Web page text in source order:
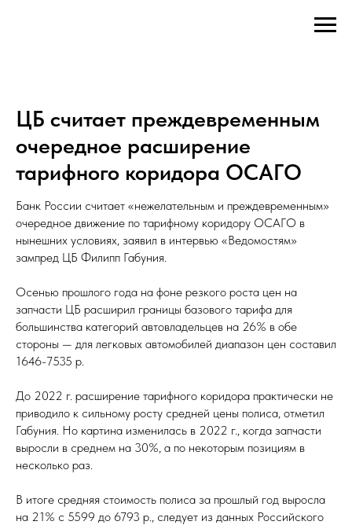
ЦБ считает преждевременным
очередное расширение
тарифного коридора ОСАГО
Банк России считает «нежелательным и преждевременным»
очередное движение по тарифному коридору ОСАГО в
нынешних условиях, заявил в интервью «Ведомостям»
зампред ЦБ Филипп Габуния.
Осенью прошлого года на фоне резкого роста цен на
запчасти ЦБ расширил границы базового тарифа для
большинства категорий автовладельцев на 26% в обе
стороны — для легковых автомобилей диапазон цен составил
1646-7535 р.
До 2022 г. расширение тарифного коридора практически не
приводило к сильному росту средней цены полиса, отметил
Габуния. Но картина изменилась в 2022 г., когда запчасти
выросли в среднем на 30%, а по некоторым позициям в
несколько раз.
В итоге средняя стоимость полиса за прошлый год выросла
на 21% с 5599 до 6793 р., следует из данных Российского